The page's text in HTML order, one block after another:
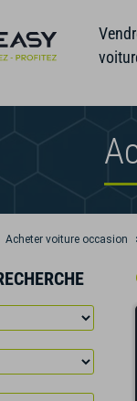
Acheter voiture occasion